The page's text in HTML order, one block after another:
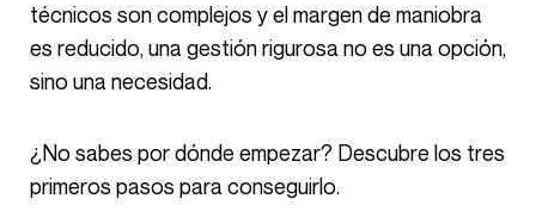
técnicos son complejos y el margen de maniobra
es reducido, una gestión rigurosa no es una opción,
sino una necesidad.
¿No sabes por dónde empezar? Descubre los tres
primeros pasos para conseguirlo.